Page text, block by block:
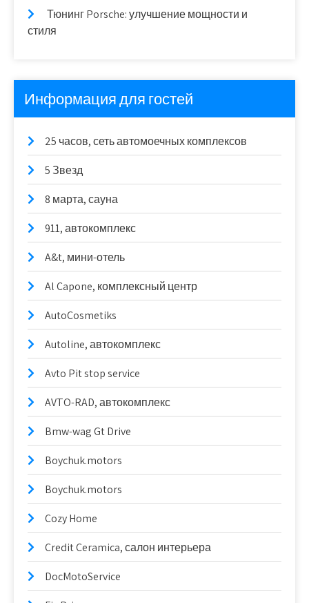
Тюнинг Porsche: улучшение мощности и
стиля
Информация для гостей
25 часов, сеть автомоечных комплексов
5 Звезд
8 марта, сауна
911, автокомплекс
A&t, мини-отель
Al Capone, комплексный центр
AutoCosmetiks
Autoline, автокомплекс
Avto Pit stop service
AVTO-RAD, автокомплекс
Bmw-wag Gt Drive
Boychuk.motors
Boychuk.motors
Cozy Home
Credit Ceramica, салон интерьера
DocMotoService